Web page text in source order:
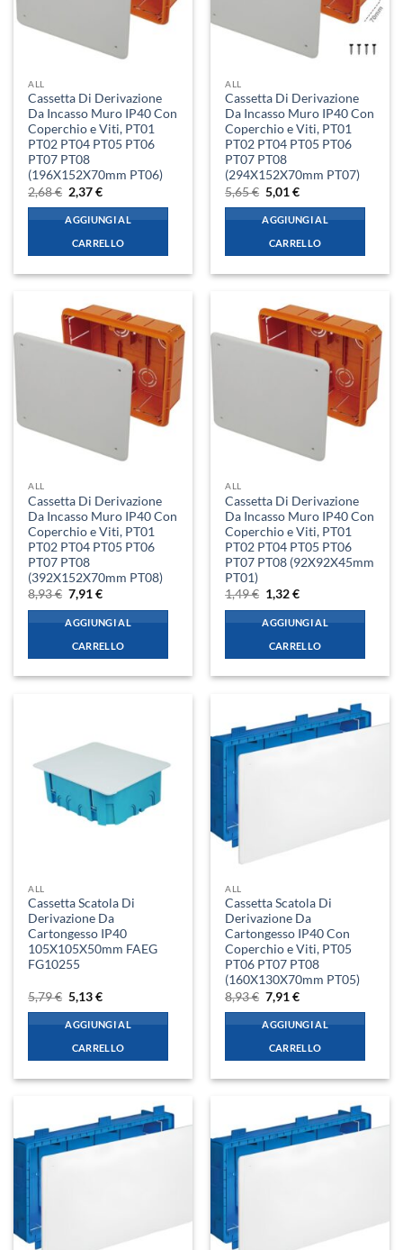
ALL
Cassetta Di Derivazione
Da Incasso Muro IP40 Con
Coperchio e Viti, PT01
PT02 PT04 PT05 PT06
PT07 PT08
(196X152X70mm PT06)
2,68€ Il
prezzo
originale
era:
2,68 €.
2,37€Il
attuale
è:
2,37 €.
AGGIUNGI AL
CARRELLO
ALL
Cassetta Di Derivazione
Da Incasso Muro IP40 Con
Coperchio e Viti, PT01
PT02 PT04 PT05 PT06
PT07 PT08
(294X152X70mm PT07)
5,65€ Il
prezzo
originale
era:
5,65 €.
5,01€Il
attuale
è:
5,01 €.
AGGIUNGI AL
CARRELLO
ALL
Cassetta Di Derivazione
Da Incasso Muro IP40 Con
Coperchio e Viti, PT01
PT02 PT04 PT05 PT06
PT07 PT08
(392X152X70mm PT08)
8,93€ Il
prezzo
originale
era:
8,93 €.
7,91€Il
attuale
è:
7,91 €.
AGGIUNGI AL
CARRELLO
ALL
Cassetta Di Derivazione
Da Incasso Muro IP40 Con
Coperchio e Viti, PT01
PT02 PT04 PT05 PT06
PT07 PT08 (92X92X45mm
PT01)
1,49€ Il
prezzo
originale
era:
1,49 €.
1,32€Il
attuale
è:
1,32 €.
AGGIUNGI AL
CARRELLO
ALL
Cassetta Scatola Di
Derivazione Da
Cartongesso IP40
105X105X50mm FAEG
FG10255
5,79€ Il
prezzo
originale
era:
5,79 €.
5,13€Il
attuale
è:
5,13 €.
AGGIUNGI AL
CARRELLO
ALL
Cassetta Scatola Di
Derivazione Da
Cartongesso IP40 Con
Coperchio e Viti, PT05
PT06 PT07 PT08
(160X130X70mm PT05)
8,93€ Il
prezzo
originale
era:
8,93 €.
7,91€Il
attuale
è:
7,91 €.
AGGIUNGI AL
CARRELLO